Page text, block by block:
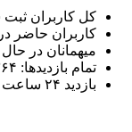
کل کاربران ثبت شده:
کاربران حاضر در
میهمانان در حال بازدید:
تمام بازدید‌ها: ۴۹۱۳۶۴ بازدید
بازدید ۲۴ ساعت قبل: ۵۵۴ بازدید